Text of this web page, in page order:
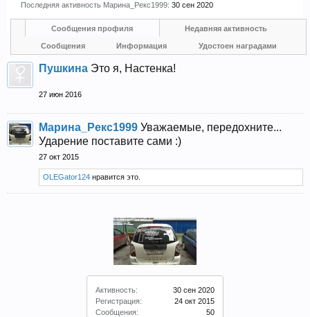
Прошедшие встречи клуба:1.2.3.4.5.6.
12.13.14.15.16.17.18.19.20.21.22.23.24.
Ближайшие мероприятия: 16 Августа 2026 года, 11
лет клубу!
Активность:
30 сен 2020
Регистрация:
24 окт 2015
Сообщения:
50
Последняя активность Марина_Рекс1999: 30 сен 2020
Сообщения профиля Недавняя активность
Сообщения Информация Удостоен наградами
Пушкина Это я, Настенка!
27 июн 2016
Марина_Рекс1999 Уважаемые, передохните...
Ударение поставите сами :)
27 окт 2015
OLEGator124 нравится это.